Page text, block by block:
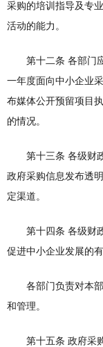
采购的培训指导及专
活动的能力。
第十二条 各部门应
一年度面向中小企业
布媒体公开预留项目
的情况。
第十三条 各级财政
政府采购信息发布透
定渠道。
第十四条 各级财政
促进中小企业发展的
各部门负责对本部
和管理。
第十五条 政府采购